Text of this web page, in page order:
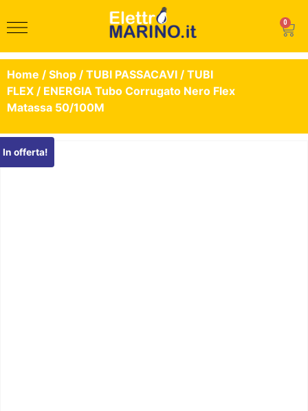
0
Home / Shop / TUBI PASSACAVI / TUBI
FLEX / ENERGIA Tubo Corrugato Nero Flex
Matassa 50/100M
In offerta!